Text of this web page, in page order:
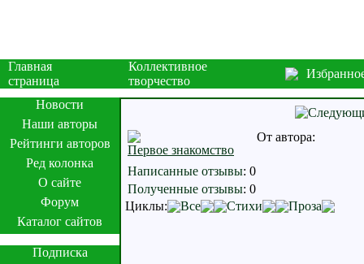
Главная
страница
Коллективное
творчество
Новости
Наши авторы
Рейтинги авторов
Ред колонка
О сайте
Форум
Каталог сайтов
Подписка
Первое знакомство
От автора:
Написанные отзывы: 0
Полученные отзывы: 0
Циклы:
Все Стихи Проза